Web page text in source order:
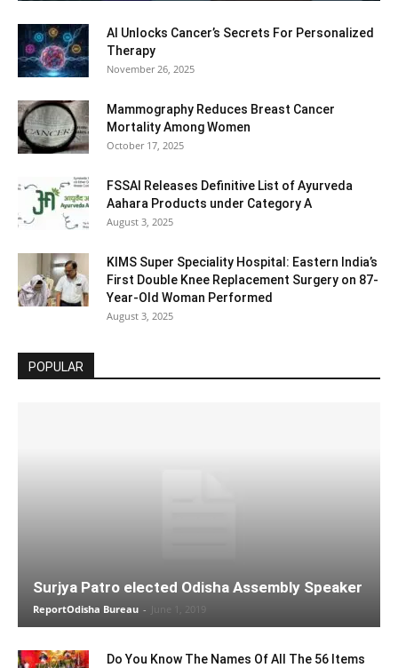
AI Unlocks Cancer’s Secrets For Personalized
Therapy
November 26, 2025
Mammography Reduces Breast Cancer
Mortality Among Women
October 17, 2025
FSSAI Releases Definitive List of Ayurveda
Aahara Products under Category A
August 3, 2025
KIMS Super Speciality Hospital: Eastern India’s
First Double Knee Replacement Surgery on 87-
Year-Old Woman Performed
August 3, 2025
POPULAR
Surjya Patro elected Odisha Assembly Speaker
ReportOdisha Bureau - June 1, 2019
Do You Know The Names Of All The 56 Items